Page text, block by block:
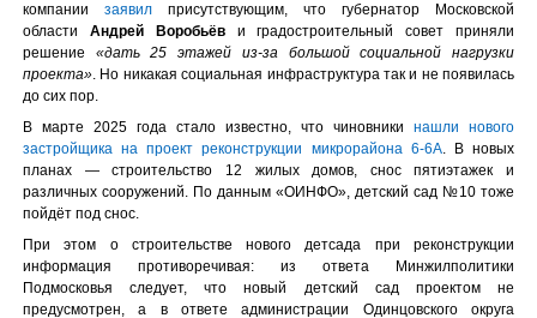
компании заявил присутствующим, что губернатор Московской
области Андрей Воробьёви градостроительный совет приняли
решение «дать 25 этажей из-за большой социальной нагрузки
проекта». Но никакая социальная инфраструктура так и не появилась
до сих пор.
В марте 2025 года стало известно, что чиновники нашли нового
застройщика на проект реконструкции микрорайона 6-6А. В новых
планах — строительство 12 жилых домов, снос пятиэтажек и
различных сооружений. По данным «ОИНФО», детский сад №10 тоже
пойдёт под снос.
При этом о строительстве нового детсада при реконструкции
информация противоречивая: из ответа Минжилполитики
Подмосковья следует, что новый детский сад проектом не
предусмотрен, а в ответе администрации Одинцовского округа